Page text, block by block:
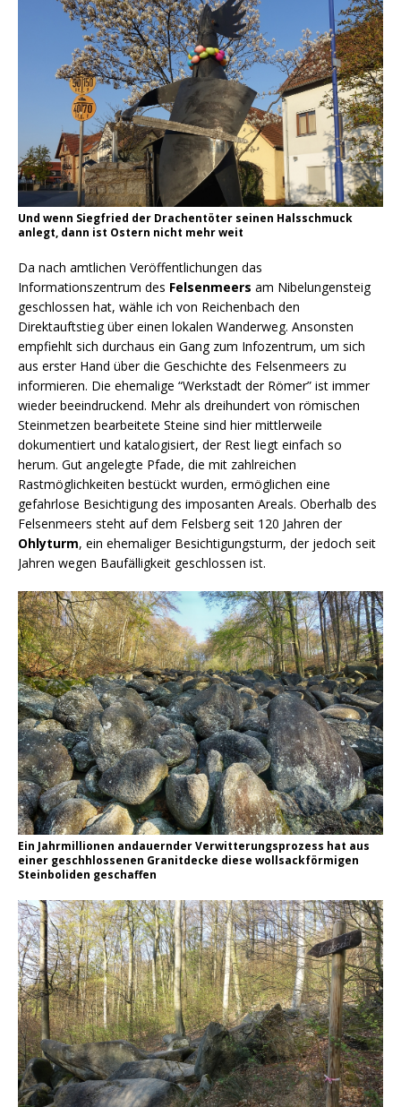
Und wenn Siegfried der Drachentöter seinen Halsschmuck
anlegt, dann ist Ostern nicht mehr weit
Da nach amtlichen Veröffentlichungen das
Informationszentrum des Felsenmeers am Nibelungensteig
geschlossen hat, wähle ich von Reichenbach den
Direktauftstieg über einen lokalen Wanderweg. Ansonsten
empfiehlt sich durchaus ein Gang zum Infozentrum, um sich
aus erster Hand über die Geschichte des Felsenmeers zu
informieren. Die ehemalige “Werkstadt der Römer” ist immer
wieder beeindruckend. Mehr als dreihundert von römischen
Steinmetzen bearbeitete Steine sind hier mittlerweile
dokumentiert und katalogisiert, der Rest liegt einfach so
herum. Gut angelegte Pfade, die mit zahlreichen
Rastmöglichkeiten bestückt wurden, ermöglichen eine
gefahrlose Besichtigung des imposanten Areals. Oberhalb des
Felsenmeers steht auf dem Felsberg seit 120 Jahren der
Ohlyturm, ein ehemaliger Besichtigungsturm, der jedoch seit
Jahren wegen Baufälligkeit geschlossen ist.
Ein Jahrmillionen andauernder Verwitterungsprozess hat aus
einer geschhlossenen Granitdecke diese wollsackförmigen
Steinboliden geschaffen